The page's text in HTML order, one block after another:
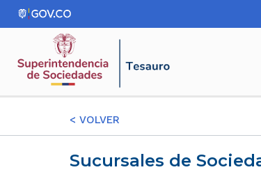
< VOLVER
Sucursales de Sociedades Extranjeras - No es jurídicamente viable que las mismas sean